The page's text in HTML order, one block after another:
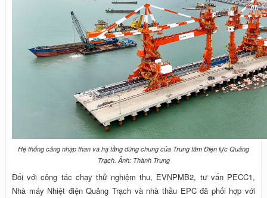
Hệ thống cảng nhập than và hạ tầng dùng chung của Trung tâm Điện lực Quảng
Trạch. Ảnh: Thành Trung
Đối với công tác chạy thử nghiệm thu, EVNPMB2, tư vấn PECC1,
Nhà máy Nhiệt điện Quảng Trạch và nhà thầu EPC đã phối hợp với